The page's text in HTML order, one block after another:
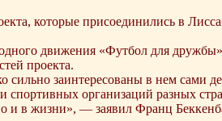
которые присоединились в
движения «Футбол для
проекта.
заинтересованы в нем сами
организаций разных
и в жизни», — заявил Франц